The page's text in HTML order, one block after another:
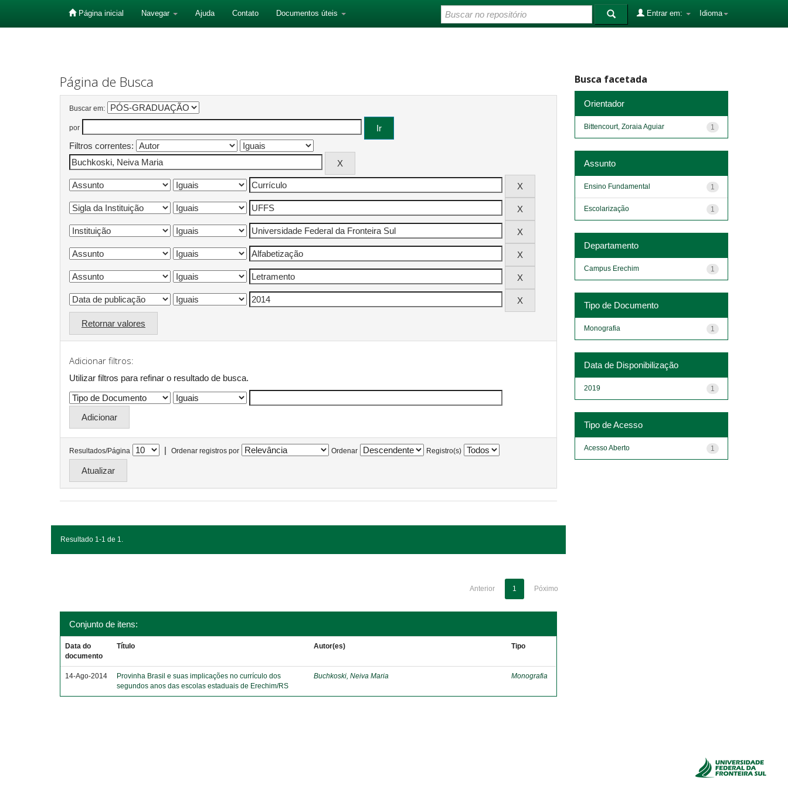
Página inicial Navegar Ajuda Contato Documentos úteis Idioma
Entrar em:
Página de Busca
Buscar em:
por
Filtros correntes:
Retornar valores
Adicionar filtros:
Utilizar filtros para refinar o resultado de busca.
Resultados/Página | Ordenar registros por Ordenar Registro(s)
Resultado 1-1 de 1.
Anterior 1 Póximo
Conjunto de itens:
Data do
documento
Título Autor(es) Tipo
14-Ago-2014
Provinha Brasil e suas implicações no currículo dos
segundos anos das escolas estaduais de Erechim/RS
Buchkoski, Neiva Maria Monografia
Busca facetada
Orientador
1
Bittencourt, Zoraia Aguiar
Assunto
1
Ensino Fundamental
1
Escolarização
Departamento
1
Campus Erechim
Tipo de Documento
1
Monografia
Data de Disponibilização
1
2019
Tipo de Acesso
1
Acesso Aberto